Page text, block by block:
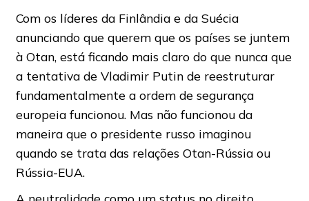
Com os líderes da Finlândia e da Suécia
anunciando que querem que os países se juntem
à Otan, está ficando mais claro do que nunca que
a tentativa de Vladimir Putin de reestruturar
fundamentalmente a ordem de segurança
europeia funcionou. Mas não funcionou da
maneira que o presidente russo imaginou
quando se trata das relações Otan-Rússia ou
Rússia-EUA.